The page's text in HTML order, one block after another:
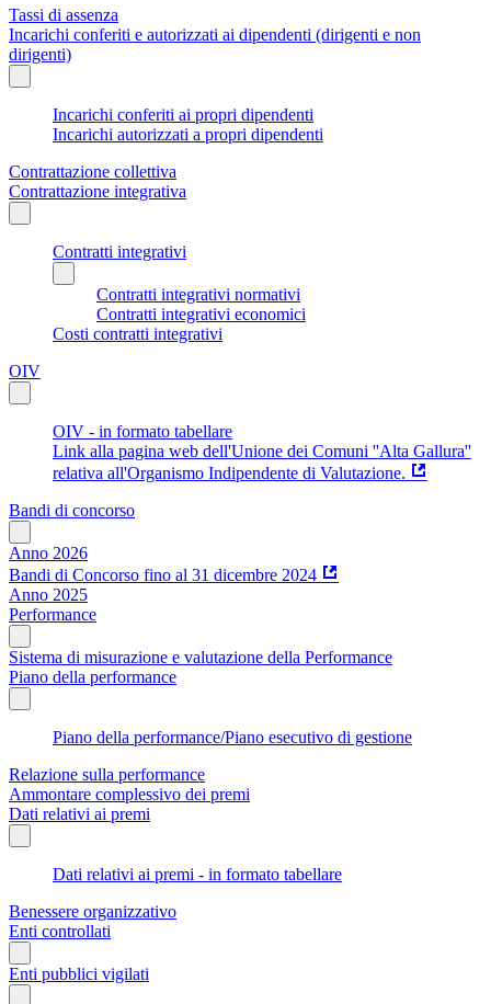
Tassi di assenza
Incarichi conferiti e autorizzati ai dipendenti (dirigenti e non
dirigenti)
Incarichi conferiti ai propri dipendenti
Incarichi autorizzati a propri dipendenti
Contrattazione collettiva
Contrattazione integrativa
Contratti integrativi
Contratti integrativi normativi
Contratti integrativi economici
Costi contratti integrativi
OIV
OIV - in formato tabellare
Link alla pagina web dell'Unione dei Comuni ''Alta Gallura''
relativa all'Organismo Indipendente di Valutazione.
Bandi di concorso
Anno 2026
Bandi di Concorso fino al 31 dicembre 2024
Anno 2025
Performance
Sistema di misurazione e valutazione della Performance
Piano della performance
Piano della performance/Piano esecutivo di gestione
Relazione sulla performance
Ammontare complessivo dei premi
Dati relativi ai premi
Dati relativi ai premi - in formato tabellare
Benessere organizzativo
Enti controllati
Enti pubblici vigilati